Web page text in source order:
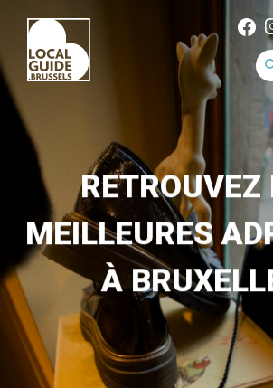
RETROUVEZ
MEILLEURES
À